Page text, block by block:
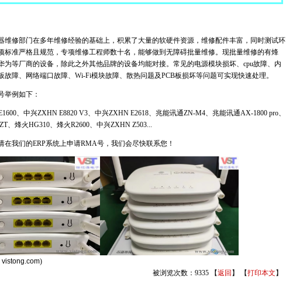
维修部门在多年维修经验的基础上，积累了大量的软硬件资源，维修配件丰富，同时测试环
标准严格且规范，专项维修工程师数十名，能够做到无障碍批量维修。现批量维修的有烽
为等厂商的设备，除此之外其他品牌的设备均能对接。常见的电源模块损坏、cpu故障、内
故障、网络端口故障、Wi-Fi模块故障、散热问题及PCB板损坏等问题可实现快速处理。
举例如下：
、中兴ZXHN E8820 V3、中兴ZXHN E2618、兆能讯通ZN-M4、兆能讯通AX-1800 pro、
、烽火HG310、烽火R2600、中兴ZXHN Z503...
在我们的ERP系统上申请RMA号，我们会尽快联系您！
vistong.com)
被浏览次数：9335
【返回 】 【打印本文 】